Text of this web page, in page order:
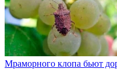
Мраморного клопа бьют